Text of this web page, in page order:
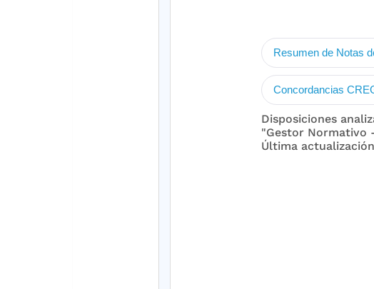
Resumen de Notas
Concordancias
Disposiciones
"Gestor Normativo
Última